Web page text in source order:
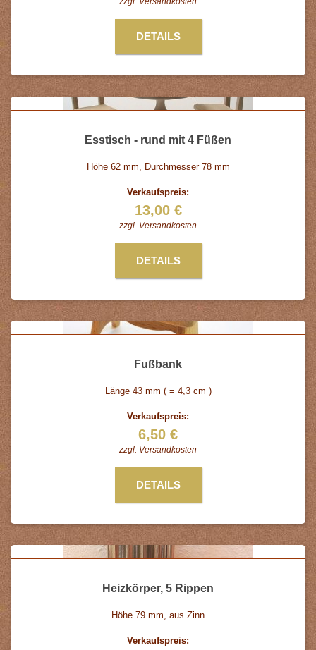
DETAILS
Esstisch - rund mit 4 Füßen
Höhe 62 mm, Durchmesser 78 mm
Verkaufspreis:
13,00 €
zzgl. Versandkosten
DETAILS
Fußbank
Länge 43 mm ( = 4,3 cm )
Verkaufspreis:
6,50 €
zzgl. Versandkosten
DETAILS
Heizkörper, 5 Rippen
Höhe 79 mm, aus Zinn
Verkaufspreis: